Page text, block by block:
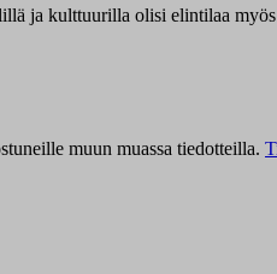
ja kulttuurilla olisi elintilaa
muun muassa tiedotteilla.